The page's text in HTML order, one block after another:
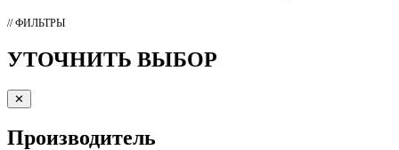
// ФИЛЬТРЫ
УТОЧНИТЬ ВЫБОР
✕
Производитель